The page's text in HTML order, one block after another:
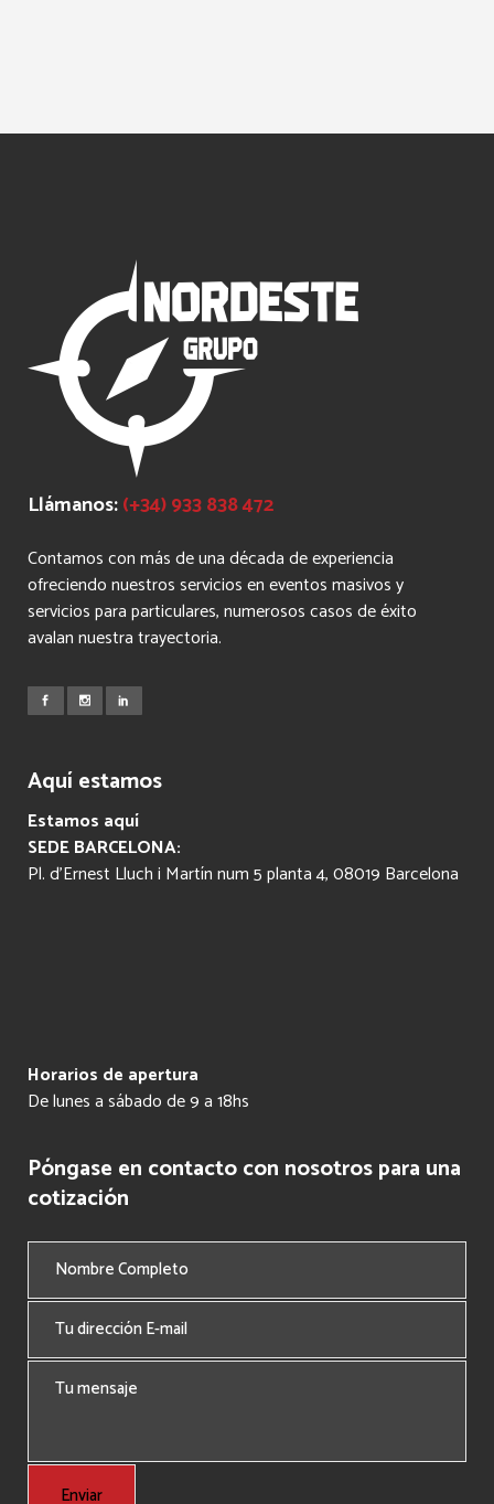
Llámanos:(+34) 933 838 472
Contamos con más de una década de experiencia
ofreciendo nuestros servicios en eventos masivos y
servicios para particulares, numerosos casos de éxito
avalan nuestra trayectoria.
Aquí estamos
Estamos aquí
SEDE BARCELONA:
Pl. d’Ernest Lluch i Martín num 5 planta 4, 08019 Barcelona
Horarios de apertura
De lunes a sábado de 9 a 18hs
Póngase en contacto con nosotros para una
cotización